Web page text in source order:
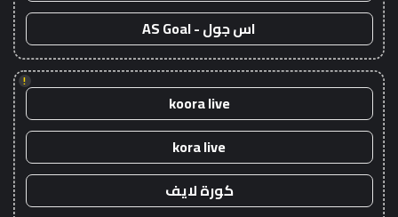
اس جول - AS Goal
!
koora live
kora live
كورة لايف